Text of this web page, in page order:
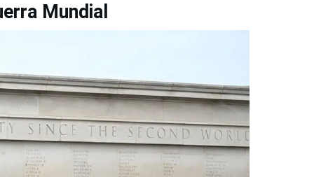
Mundial